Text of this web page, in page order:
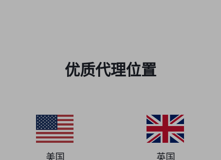
优质代理位置
美国
英国